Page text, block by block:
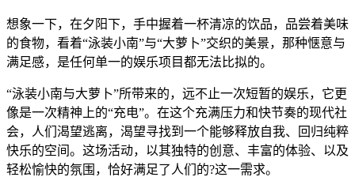
想象一下，在夕阳下，手中握着一杯清凉的饮品，品尝着美味
的食物，看着“泳装小南”与“大萝卜”交织的美景，那种惬意与
满足感，是任何单一的娱乐项目都无法比拟的。
“泳装小南与大萝卜”所带来的，远不止一次短暂的娱乐，它更
像是一次精神上的“充电”。在这个充满压力和快节奏的现代社
会，人们渴望逃离，渴望寻找到一个能够释放自我、回归纯粹
快乐的空间。这场活动，以其独特的创意、丰富的体验、以及
轻松愉快的氛围，恰好满足了人们的?这一需求。